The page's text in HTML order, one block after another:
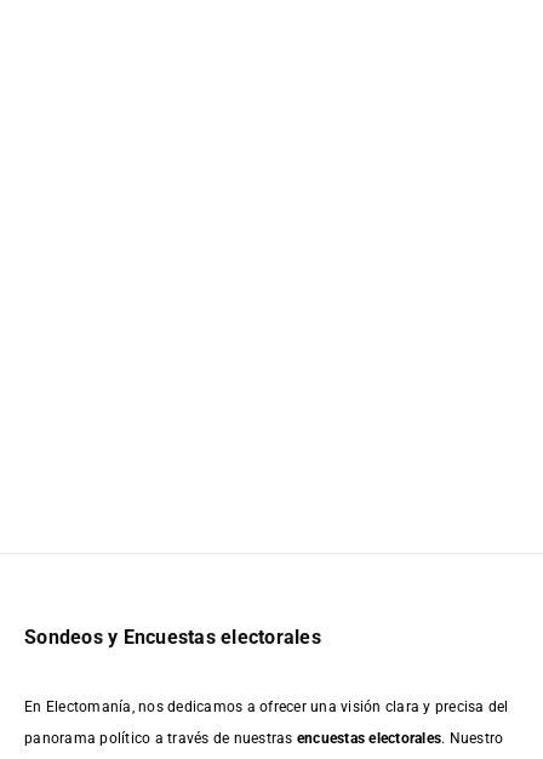
Sondeos y Encuestas electorales
En Electomanía, nos dedicamos a ofrecer una visión clara y precisa del
panorama político a través de nuestras encuestas electorales. Nuestro